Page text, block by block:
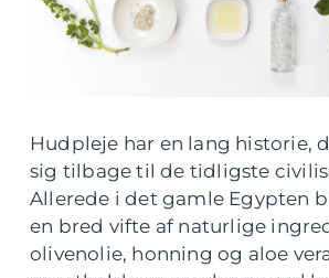
Hudpleje har en lang historie,
sig tilbage til de tidligste
Allerede i det gamle Egypten
en bred vifte af naturlige
olivenolie, honning og aloe